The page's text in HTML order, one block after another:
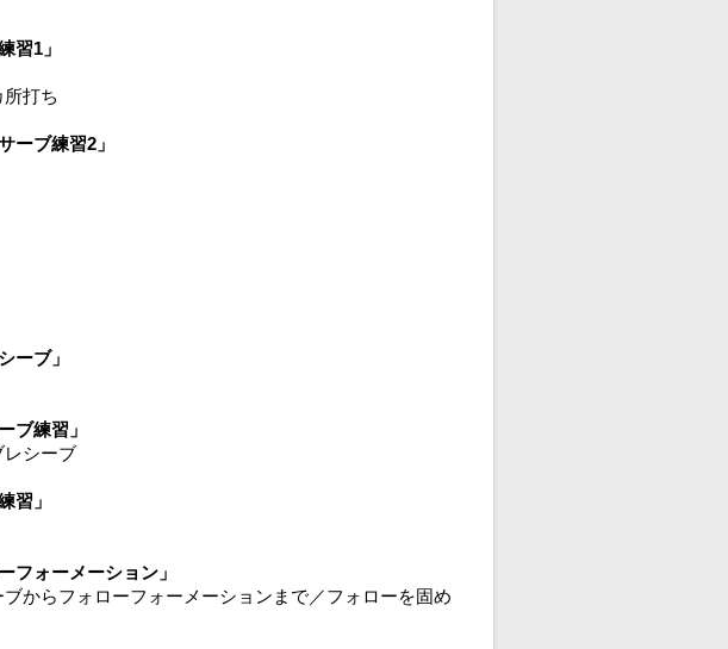
習1」
打ち
ーブ練習2」
ーブ」
ブ練習」
レシーブ
習」
フォーメーション」
からフォローフォーメーションまで／フォローを固め